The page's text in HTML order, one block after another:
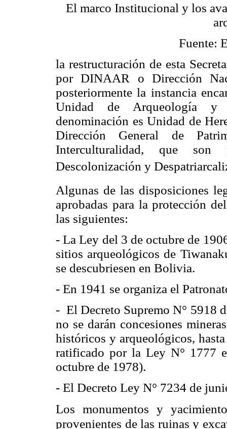
El marco Institucional y los
Fuente:
la restructuración de esta
por DINAAR o Dirección
posteriormente la instancia
Unidad de Arqueología y
denominación es Unidad de
Dirección General de
Interculturalidad, que
Descolonización y
Algunas de las disposiciones
aprobadas para la protección
las siguientes:
- La Ley del 3 de octubre de
sitios arqueológicos de
se descubriesen en Bolivia.
- En 1941 se organiza el
- El Decreto Supremo N° 5918
no se darán concesiones
históricos y arqueológicos,
ratificado por la Ley N° 1777
octubre de 1978).
- El Decreto Ley N° 7234 de
Los monumentos y
provenientes de las ruinas y